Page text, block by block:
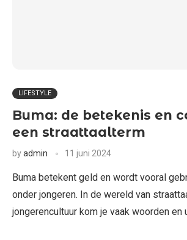
LIFESTYLE
Buma: de betekenis en
een straattaalterm
byadmin 11 juni 2024
Buma betekent geld en wordt vooral
onder jongeren. In de wereld van
jongerencultuur kom je vaak woorden en